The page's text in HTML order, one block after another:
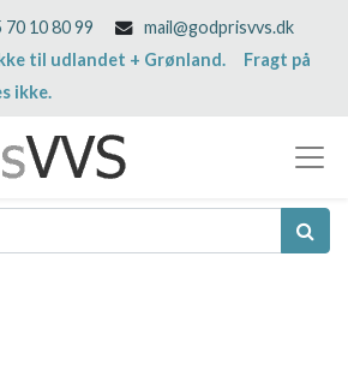
70 10 80 99
mail@godprisvvs.dk
til udlandet + Grønland. Fragt på
ikke.